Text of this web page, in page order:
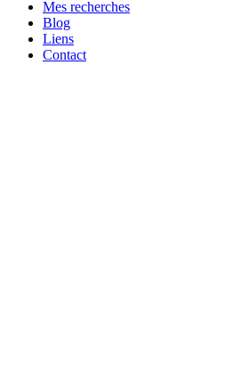
Mes recherches
Blog
Liens
Contact